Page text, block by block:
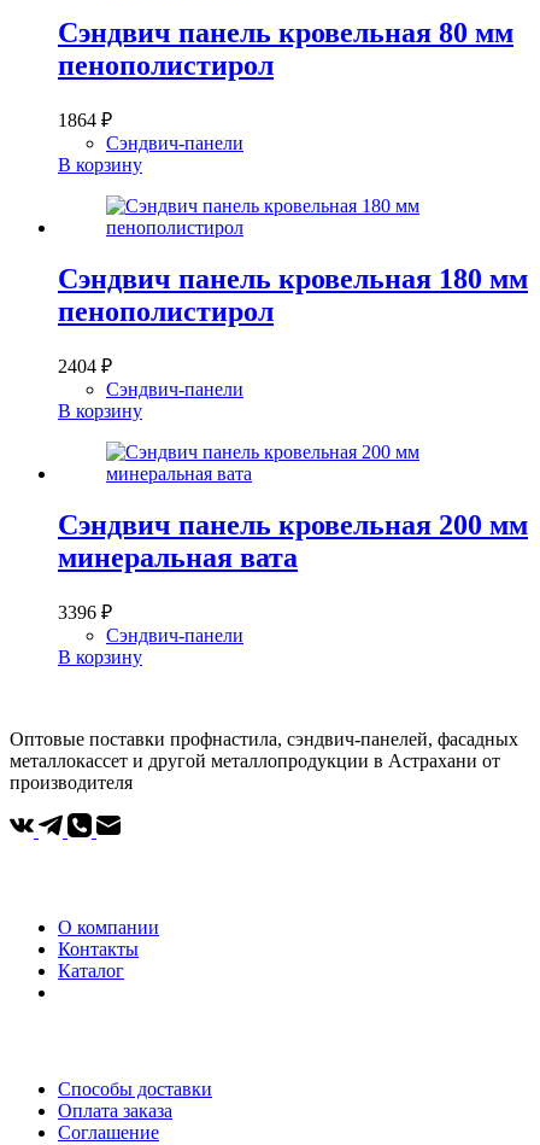
Сэндвич панель кровельная 80 мм
пенополистирол
1864 ₽
Сэндвич-панели
В корзину
Сэндвич панель кровельная 180 мм
пенополистирол
2404 ₽
Сэндвич-панели
В корзину
Сэндвич панель кровельная 200 мм
минеральная вата
3396 ₽
Сэндвич-панели
В корзину
Оптовые поставки профнастила, сэндвич-панелей, фасадных
металлокассет и другой металлопродукции в Астрахани от
производителя
О компании
Контакты
Каталог
Способы доставки
Оплата заказа
Соглашение